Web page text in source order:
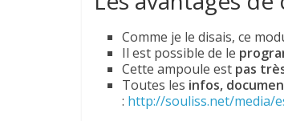
Comme je le disais, ce
Il est possible de le
Cette ampoule est pas
Toutes les infos,
: http://souliss.net/media/